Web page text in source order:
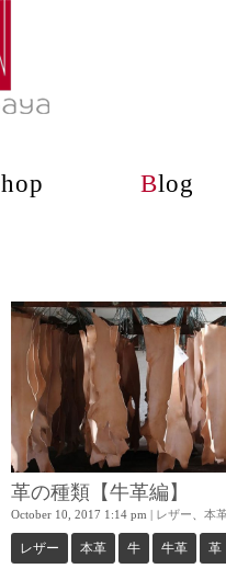
hop Blog
革の種類【牛革編】
October 10, 2017 1:14 pm レザー 本
レザー 本革 牛 牛革 革